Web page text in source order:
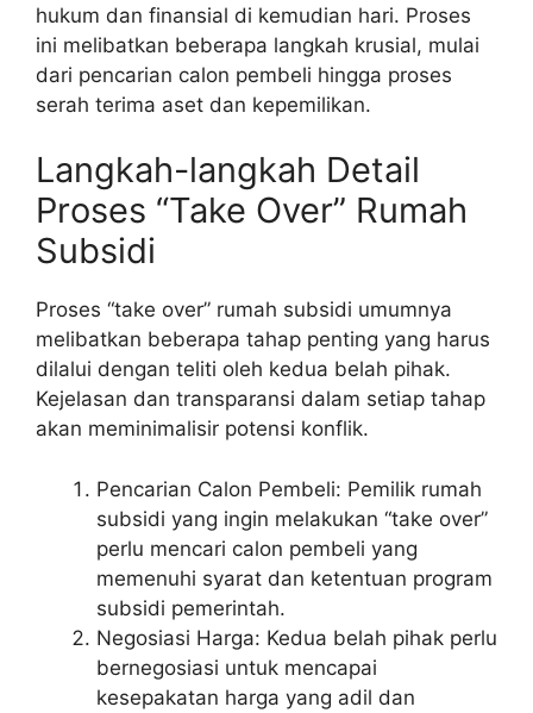
hukum dan finansial di kemudian hari. Proses
ini melibatkan beberapa langkah krusial, mulai
dari pencarian calon pembeli hingga proses
serah terima aset dan kepemilikan.
Langkah-langkah Detail
Proses “Take Over” Rumah
Subsidi
Proses “take over” rumah subsidi umumnya
melibatkan beberapa tahap penting yang harus
dilalui dengan teliti oleh kedua belah pihak.
Kejelasan dan transparansi dalam setiap tahap
akan meminimalisir potensi konflik.
Pencarian Calon Pembeli: Pemilik rumah
subsidi yang ingin melakukan “take over”
perlu mencari calon pembeli yang
memenuhi syarat dan ketentuan program
subsidi pemerintah.
Negosiasi Harga: Kedua belah pihak perlu
bernegosiasi untuk mencapai
kesepakatan harga yang adil dan